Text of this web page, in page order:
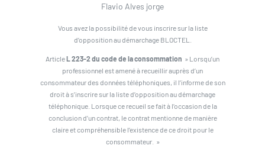
Flavio Alves jorge
Vous avez la possibilité de vous inscrire sur la liste
d’opposition au démarchage BLOCTEL.
ArticleL 223-2 du code de la consommation » Lorsqu’un
professionnel est amené à recueillir auprès d’un
consommateur des données téléphoniques, il l’informe de son
droit à s’inscrire sur la liste d’opposition au démarchage
téléphonique. Lorsque ce recueil se fait à l’occasion de la
conclusion d’un contrat, le contrat mentionne de manière
claire et compréhensible l’existence de ce droit pour le
consommateur. »